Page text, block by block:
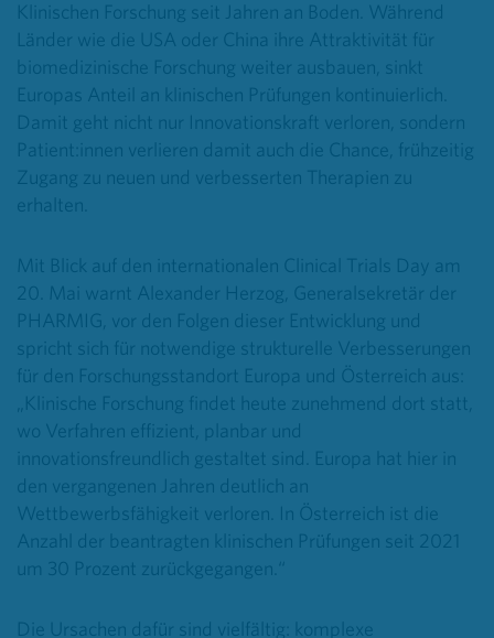
Klinischen Forschung seit Jahren an Boden. Während
Länder wie die USA oder China ihre Attraktivität für
biomedizinische Forschung weiter ausbauen, sinkt
Europas Anteil an klinischen Prüfungen kontinuierlich.
Damit geht nicht nur Innovationskraft verloren, sondern
Patient:innen verlieren damit auch die Chance, frühzeitig
Zugang zu neuen und verbesserten Therapien zu
erhalten.
Mit Blick auf den internationalen Clinical Trials Day am
20. Mai warnt Alexander Herzog, Generalsekretär der
PHARMIG, vor den Folgen dieser Entwicklung und
spricht sich für notwendige strukturelle Verbesserungen
für den Forschungsstandort Europa und Österreich aus:
„Klinische Forschung findet heute zunehmend dort statt,
wo Verfahren effizient, planbar und
innovationsfreundlich gestaltet sind. Europa hat hier in
den vergangenen Jahren deutlich an
Wettbewerbsfähigkeit verloren. In Österreich ist die
Anzahl der beantragten klinischen Prüfungen seit 2021
um 30 Prozent zurückgegangen.“
Die Ursachen dafür sind vielfältig: komplexe